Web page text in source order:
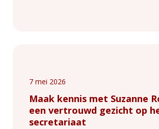
7 mei 2026
Maak kennis met Suzanne
een vertrouwd gezicht op
secretariaat